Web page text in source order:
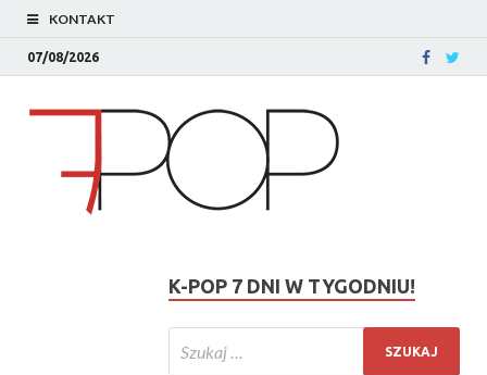
KONTAKT
07/08/2026
K-POP 7 DNI W TYGODNIU!